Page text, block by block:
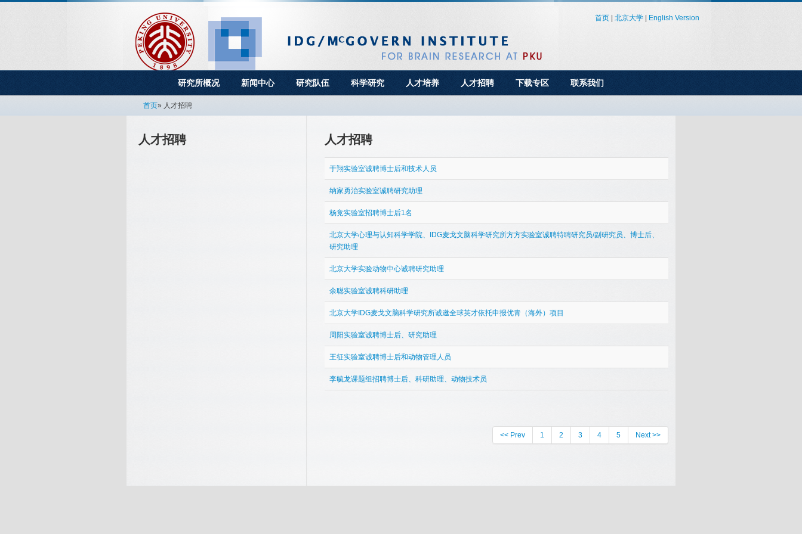
首页 北京大学 English Version
研究所概况 新闻中心 研究队伍 科学研究 人才培养 人才招聘 下载专区 联系我们
首页» 人才招聘
人才招聘 人才招聘
于翔实验室诚聘博士后和技术人员
纳家勇治实验室诚聘研究助理
杨竞实验室招聘博士后1名
北京大学心理与认知科学学院、IDG麦戈文脑科学研究所方方实验室诚聘特聘研究员/副研究员、博士后、
研究助理
北京大学实验动物中心诚聘研究助理
余聪实验室诚聘科研助理
北京大学IDG麦戈文脑科学研究所诚邀全球英才依托申报优青（海外）项目
周阳实验室诚聘博士后、研究助理
王征实验室诚聘博士后和动物管理人员
李毓龙课题组招聘博士后、科研助理、动物技术员
<< Prev 1 2 3 4 5 Next >>